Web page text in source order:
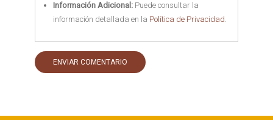
Información Adicional: Puede consultar la
información detallada en la Política de Privacidad.